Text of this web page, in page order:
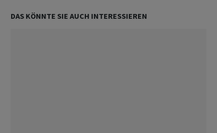
DAS KÖNNTE SIE AUCH INTERESSIEREN